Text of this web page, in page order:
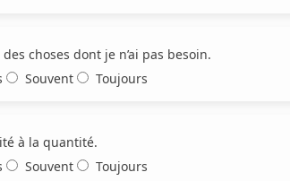
des choses dont je n’ai pas besoin.
Souvent Toujours
à la quantité.
Souvent Toujours